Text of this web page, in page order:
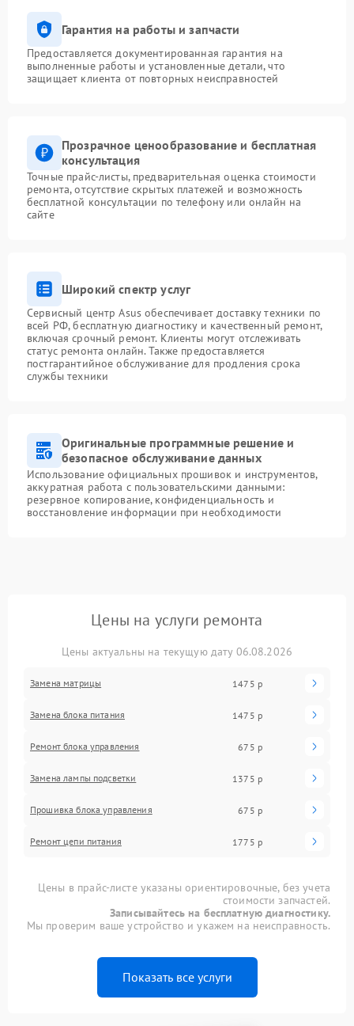
Гарантия на работы и запчасти
Предоставляется документированная гарантия на
выполненные работы и установленные детали, что
защищает клиента от повторных неисправностей
Прозрачное ценообразование и бесплатная
консультация
Точные прайс-листы, предварительная оценка стоимости
ремонта, отсутствие скрытых платежей и возможность
бесплатной консультации по телефону или онлайн на
сайте
Широкий спектр услуг
Сервисный центр Asus обеспечивает доставку техники по
всей РФ, бесплатную диагностику и качественный ремонт,
включая срочный ремонт. Клиенты могут отслеживать
статус ремонта онлайн. Также предоставляется
постгарантийное обслуживание для продления срока
службы техники
Оригинальные программные решение и
безопасное обслуживание данных
Использование официальных прошивок и инструментов,
аккуратная работа с пользовательскими данными:
резервное копирование, конфиденциальность и
восстановление информации при необходимости
Цены на услуги ремонта
Цены актуальны на текущую дату 06.08.2026
Замена матрицы 1475 р
Замена блока питания 1475 р
Ремонт блока управления 675 р
Замена лампы подсветки 1375 р
Прошивка блока управления 675 р
Ремонт цепи питания 1775 р
Цены в прайс-листе указаны ориентировочные, без учета
стоимости запчастей.
Записывайтесь на бесплатную диагностику.
Мы проверим ваше устройство и укажем на неисправность.
Показать все услуги